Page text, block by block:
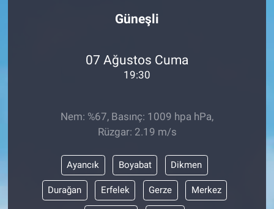
Güneşli
07 Ağustos Cuma
19:30
Nem: %67, Basınç: 1009 hpa hPa,
Rüzgar: 2.19 m/s
Ayancık Boyabat Dikmen
Durağan Erfelek Gerze Merkez